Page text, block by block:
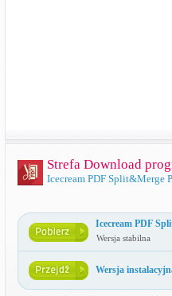
Strefa Download
Icecream PDF Split&Merge
Icecream PDF
Wersja stabilna
Wersja